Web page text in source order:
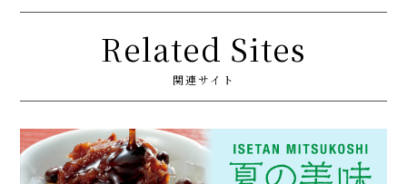
Related Sites
関連サイト